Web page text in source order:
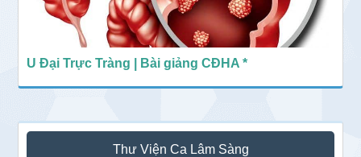
U Đại Trực Tràng | Bài giảng CĐHA *
Thư Viện Ca Lâm Sàng